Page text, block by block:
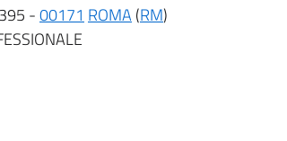
-00171 ROMA(RM)